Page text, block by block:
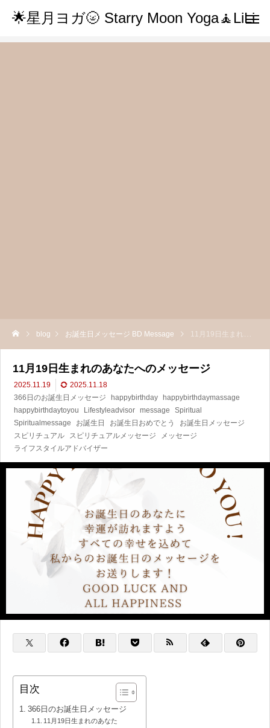
🌟星月ヨガ🌝 Starry Moon Yoga🧘LiLi
blog お誕生日メッセージ BD Message 11月19日生まれのあなたへのメッセージ
11月19日生まれのあなたへのメッセージ
2025.11.19
2025.11.18
366日のお誕生日メッセージ
happybirthday
happybirthdaymassage
happybirthdaytoyou
Lifestyleadvisor message
Spiritual
Spiritualmessage
お誕生日 お誕生日おめでとう
お誕生日メッセージ
スピリチュアル
スピリチュアルメッセージ
メッセージ
ライフスタイルアドバイザー
目次
366日のお誕生日メッセージ
11月19日生まれのあなた